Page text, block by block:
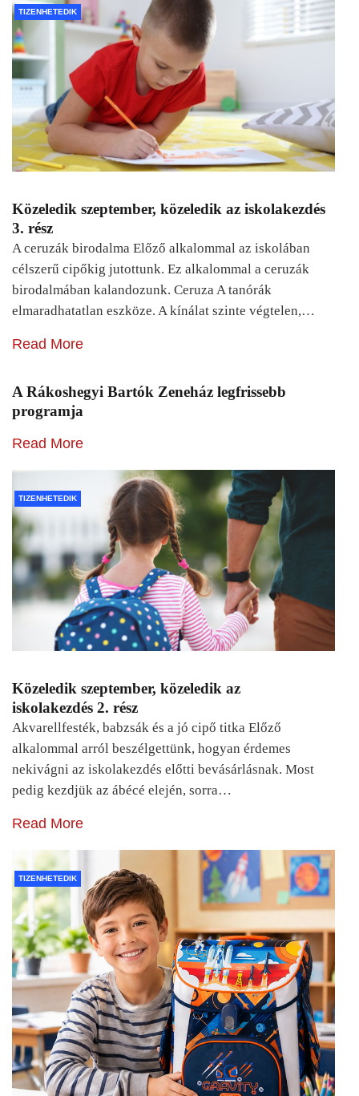
TIZENHETEDIK
Közeledik szeptember, közeledik az iskolakezdés
3. rész
A ceruzák birodalma Előző alkalommal az iskolában
célszerű cipőkig jutottunk. Ez alkalommal a ceruzák
birodalmában kalandozunk. Ceruza A tanórák
elmaradhatatlan eszköze. A kínálat szinte végtelen,…
Read More
A Rákoshegyi Bartók Zeneház legfrissebb
programja
Read More
TIZENHETEDIK
Közeledik szeptember, közeledik az
iskolakezdés 2. rész
Akvarellfesték, babzsák és a jó cipő titka Előző
alkalommal arról beszélgettünk, hogyan érdemes
nekivágni az iskolakezdés előtti bevásárlásnak. Most
pedig kezdjük az ábécé elején, sorra…
Read More
TIZENHETEDIK